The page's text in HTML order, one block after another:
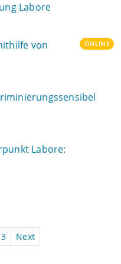
Labore
von
ONLINE
Labore:
3 Next